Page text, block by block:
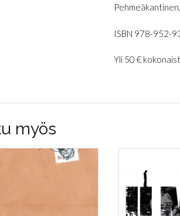
ISBN 978-952-
Yli 50 €
myös